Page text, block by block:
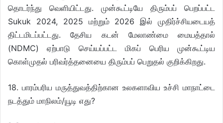
தொடர்ந்து வெளியிட்டது. முன்கூட்டியே திரும்பப் பெறப்பட்ட
Sukuk 2024, 2025 மற்றும் 2026 இல் முதிர்ச்சியடையத்
திட்டமிடப்பட்டது. தேசிய கடன் மேலாண்மை மையத்தால்
(NDMC) ஏற்பாடு செய்யப்பட்ட மிகப் பெரிய முன்கூட்டிய
கொள்முதல் பரிவர்த்தனையை திரும்பப் பெறுதல் குறிக்கிறது.
18. பாரம்பரிய மருத்துவத்திற்கான உலகளாவிய உச்சி மாநாட்டை
நடத்தும் மாநிலம்/யூடி எது?